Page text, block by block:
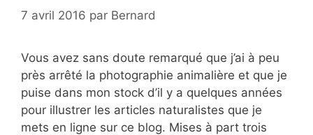
7 avril 2016 par Bernard
Vous avez sans doute remarqué que j’ai à peu
près arrêté la photographie animalière et que je
puise dans mon stock d’il y a quelques années
pour illustrer les articles naturalistes que je
mets en ligne sur ce blog. Mises à part trois